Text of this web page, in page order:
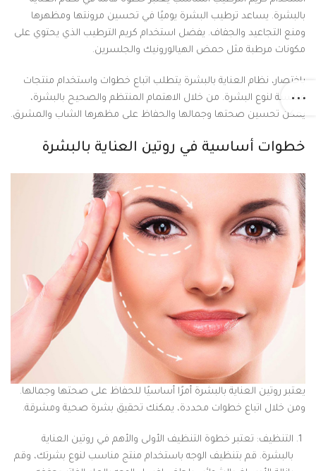
بالبشرة. يساعد ترطيب البشرة يوميًا في تحسين مرونتها ومظهرها
ومنع التجاعيد والجفاف. يفضل استخدام كريم الترطيب الذي يحتوي على
مكونات مرطبة مثل حمض الهيالورونيك والجلسرين.
باختصار، نظام العناية بالبشرة يتطلب اتباع خطوات واستخدام منتجات
مناسبة لنوع البشرة. من خلال الاهتمام المنتظم والصحيح بالبشرة،
يمكن تحسين صحتها وجمالها والحفاظ على مظهرها الشاب والمشرق.
خطوات أساسية في روتين العناية بالبشرة
يعتبر روتين العناية بالبشرة أمرًا أساسيًا للحفاظ على صحتها وجمالها.
ومن خلال اتباع خطوات محددة، يمكنك تحقيق بشرة صحية ومشرقة.
التنظيف: تعتبر خطوة التنظيف الأولى والأهم في روتين العناية
بالبشرة. قم بتنظيف الوجه باستخدام منتج مناسب لنوع بشرتك، وقم